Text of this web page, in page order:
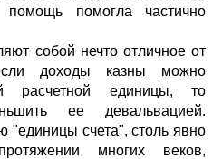
помогла частично
собой нечто отличное от
доходы казны можно
расчетной единицы, то
ее девальвацией.
"единицы счета", столь явно
многих веков,